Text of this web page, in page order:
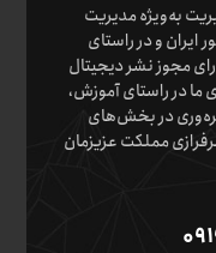
به‌ویژه مدیریت
ایران و در راستای
مجوز نشر دیجیتال
ما در راستای آموزش،
در بخش‌های
مملکت عزیزمان